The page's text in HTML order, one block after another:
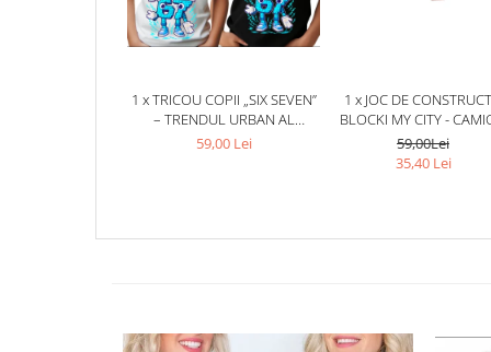
1 x TRICOU COPII „SIX SEVEN”
– TRENDUL URBAN AL
MOMENTULUI
59,00 Lei
1 x JOC DE
BLOCKI MY CITY -
(163 PIESE)
59,00Lei
35,40 Lei